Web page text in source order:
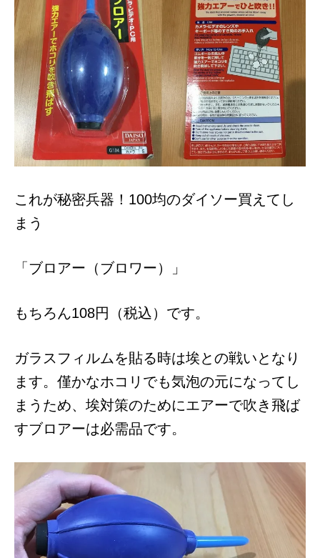
これが秘密兵器！100均のダイソー買えてし
まう
「ブロアー（ブロワー）」
もちろん108円（税込）です。
ガラスフィルムを貼る時は埃との戦いとなり
ます。僅かなホコリでも気泡の元になってし
まうため、埃対策のためにエアーで吹き飛ば
すブロアーは必需品です。